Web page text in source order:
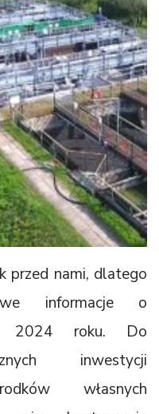
przed nami, dlatego
informacje o
2024 roku. Do
inwestycji
własnych